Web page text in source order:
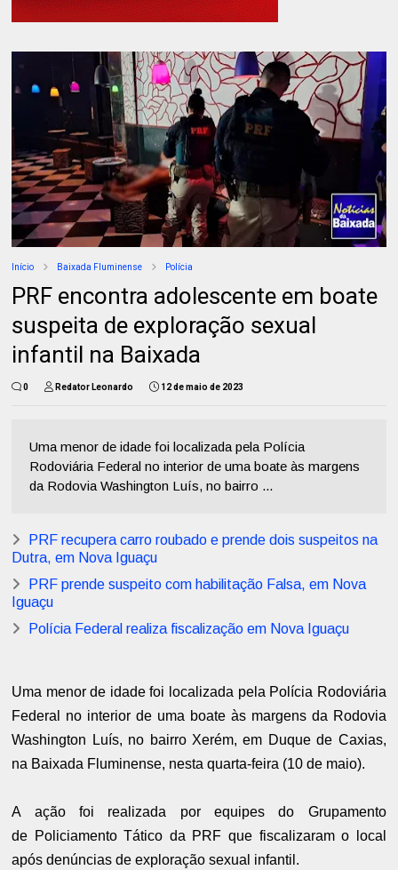
Início Baixada Fluminense Polícia
PRF encontra adolescente em boate
suspeita de exploração sexual
infantil na Baixada
0 Redator Leonardo 12 de maio de 2023
Uma menor de idade foi localizada pela Polícia
Rodoviária Federal no interior de uma boate às margens
da Rodovia Washington Luís, no bairro ...
PRF recupera carro roubado e prende dois suspeitos na
Dutra, em Nova Iguaçu
PRF prende suspeito com habilitação Falsa, em Nova
Iguaçu
Polícia Federal realiza fiscalização em Nova Iguaçu
Uma menor de idade foi localizada pela Polícia Rodoviária
Federal no interior de uma boate às margens da Rodovia
Washington Luís, no bairro Xerém, em Duque de Caxias,
na Baixada Fluminense, nesta quarta-feira (10 de maio).
A ação foi realizada por equipes do Grupamento
de Policiamento Tático da PRF que fiscalizaram o local
apósdenúncias de exploração sexual infantil.